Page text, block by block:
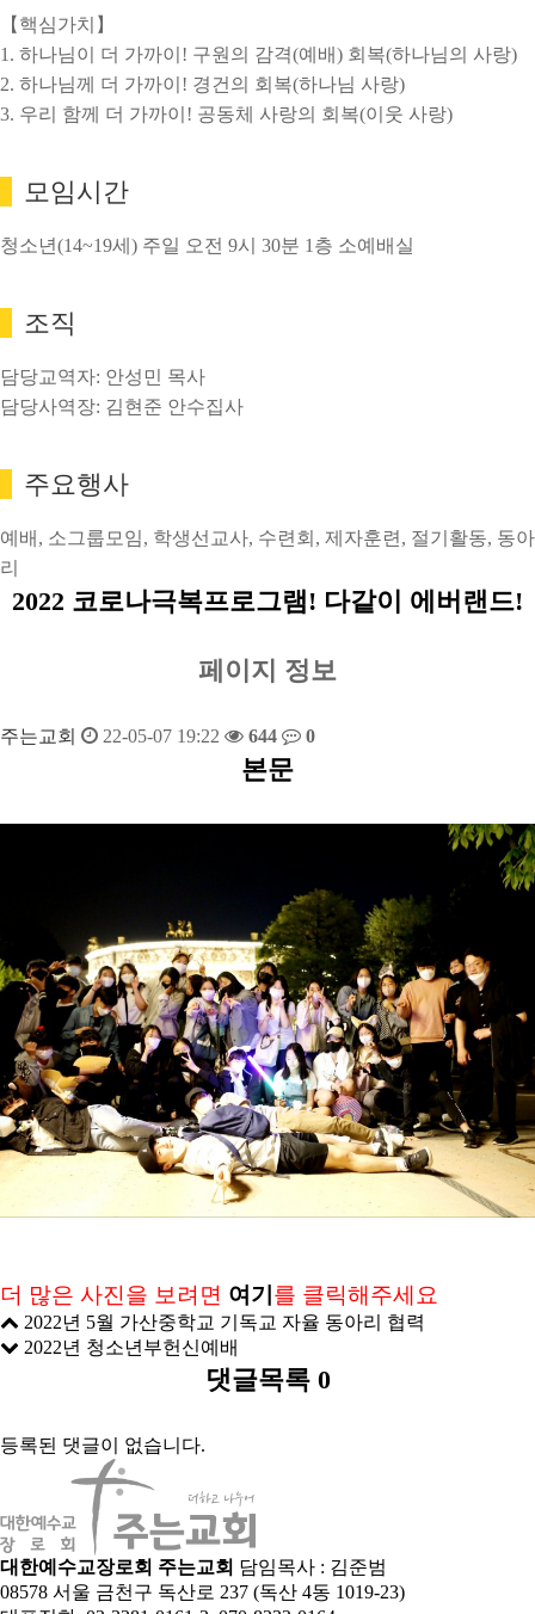
【핵심가치】
1. 하나님이 더 가까이! 구원의 감격(예배) 회복(하나님의 사랑)
2. 하나님께 더 가까이! 경건의 회복(하나님 사랑)
3. 우리 함께 더 가까이! 공동체 사랑의 회복(이웃 사랑)
모임시간
청소년(14~19세) 주일 오전 9시 30분 1층 소예배실
조직
담당교역자: 안성민 목사
담당사역장: 김현준 안수집사
주요행사
예배, 소그룹모임, 학생선교사, 수련회, 제자훈련, 절기활동, 동아
리
2022 코로나극복프로그램! 다같이 에버랜드!
페이지 정보
주는교회 22-05-07 19:22 644 0
본문
더 많은 사진을 보려면 여기 를 클릭해주세요
2022년 5월 가산중학교 기독교 자율 동아리 협력
2022년 청소년부헌신예배
댓글목록 0
등록된 댓글이 없습니다.
대한예수교장로회 주는교회 담임목사 : 김준범
08578 서울 금천구 독산로 237 (독산 4동 1019-23)